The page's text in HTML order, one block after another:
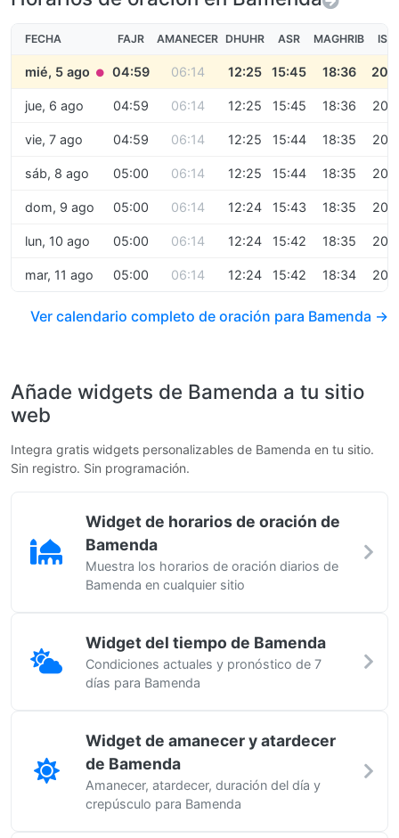
FECHA FAJR AMANECER DHUHR ASR MAGHRIB
mié, 5 ago ● 04:59 06:14 12:25 15:45 18:36
jue, 6 ago 04:59 06:14 12:25 15:45 18:36
vie, 7 ago 04:59 06:14 12:25 15:44 18:35
sáb, 8 ago 05:00 06:14 12:25 15:44 18:35
dom, 9 ago 05:00 06:14 12:24 15:43 18:35
lun, 10 ago 05:00 06:14 12:24 15:42 18:35
mar, 11 ago 05:00 06:14 12:24 15:42 18:34
Ver calendario completo de oración para Bamenda →
Añade widgets de Bamenda a tu sitio
web
Integra gratis widgets personalizables de Bamenda en tu sitio.
Sin registro. Sin programación.
Widget de horarios de oración de
Bamenda
Muestra los horarios de oración diarios de
Bamenda en cualquier sitio
Widget del tiempo de Bamenda
Condiciones actuales y pronóstico de 7
días para Bamenda
Widget de amanecer y atardecer
de Bamenda
Amanecer, atardecer, duración del día y
crepúsculo para Bamenda